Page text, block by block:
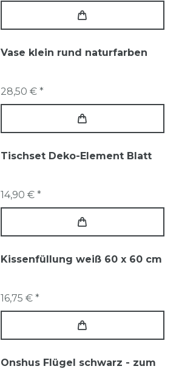
Vase klein rund naturfarben
28,50 € *
Tischset Deko-Element Blatt
14,90 € *
Kissenfüllung weiß 60 x 60 cm
16,75 € *
Onshus Flügel schwarz - zum